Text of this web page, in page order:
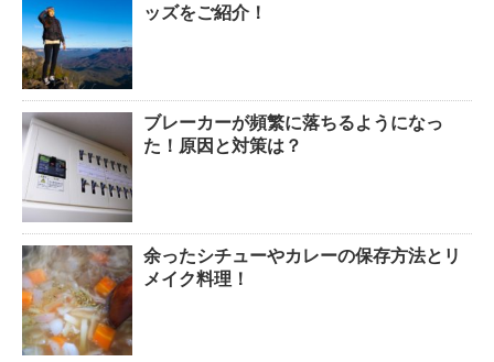
「好印象がキー」履歴書の封筒
の住所や番地まで手を抜かない
ッズをご紹介！
ブレーカーが頻繁に落ちるようになっ
た！原因と対策は？
余ったシチューやカレーの保存方法とリ
メイク料理！